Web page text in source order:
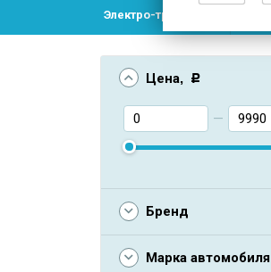
Электро-транспорт
Цена , Р
—
Бренд
Марка автомобиля